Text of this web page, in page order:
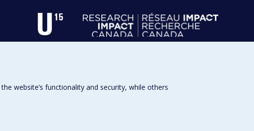
website’s functionality and security, while others